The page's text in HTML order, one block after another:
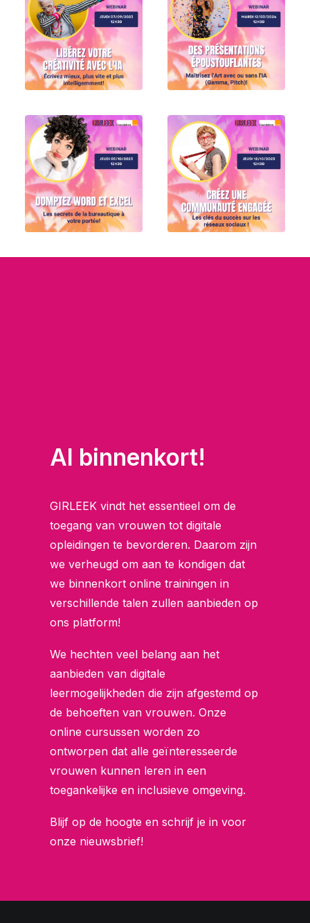
AI binnenkort!
GIRLEEK vindt het essentieel om de
toegang van vrouwen tot digitale
opleidingen te bevorderen. Daarom zijn
we verheugd om aan te kondigen dat
we binnenkort online trainingen in
verschillende talen zullen aanbieden op
ons platform!
We hechten veel belang aan het
aanbieden van digitale
leermogelijkheden die zijn afgestemd op
de behoeften van vrouwen. Onze
online cursussen worden zo
ontworpen dat alle geïnteresseerde
vrouwen kunnen leren in een
toegankelijke en inclusieve omgeving.
Blijf op de hoogte en schrijf je in voor
onze nieuwsbrief!